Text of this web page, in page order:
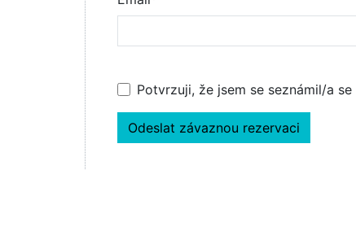
Potvrzuji, že jsem se seznámil/a se